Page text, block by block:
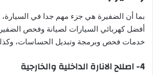
بما أن الضفيرة هي جزء مهم جدا في السيارة،
أفضل كهربائي السيارات لصيانة وفحص
خدمات فحص وبرمجة وتبديل الحساسات،
4- اصلاح الانارة الداخلية والخارجية